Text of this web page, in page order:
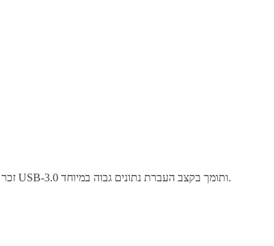
מתאם (מופה) USB-3.0 עם חיבור נקבה ב-2 הצדדים. מתאם קומפקטי המשמש לחיבור 2 כבלי USB מסוג זכר, או המרת חיבור USB זכר לנקבה. המתאם הינו בתקן USB-3.0 ותומך בקצב העברת נתונים גבוה במיוחד.